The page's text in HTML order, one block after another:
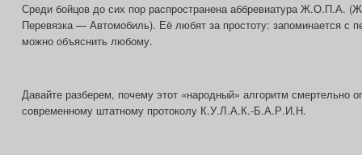
Среди бойцов до сих пор распространена аббревиатура Ж.О.П.А.
Перевязка — Автомобиль). Её любят за простоту: запоминается с
можно объяснить любому.
Давайте разберем, почему этот «народный» алгоритм смертельно
современному штатному протоколу К.У.Л.А.К.-Б.А.Р.И.Н.